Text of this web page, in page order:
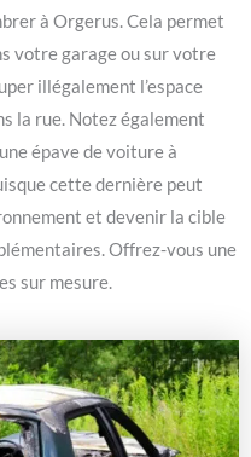
à Orgerus. Cela permet
votre garage ou sur votre
illégalement l’espace
la rue. Notez également
épave de voiture à
cette dernière peut
et devenir la cible
Offrez-vous une
sur mesure.